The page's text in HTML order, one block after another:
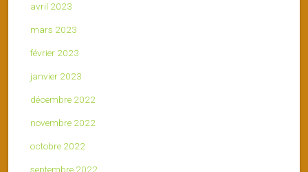
avril 2023
mars 2023
février 2023
janvier 2023
décembre 2022
novembre 2022
octobre 2022
septembre 2022